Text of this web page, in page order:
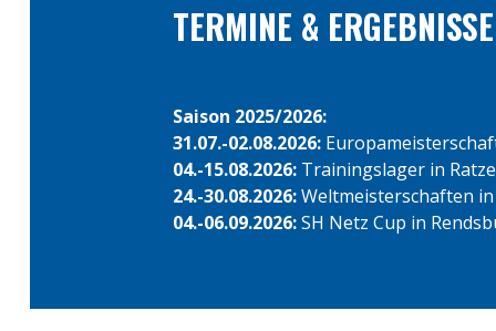
TERMINE & ERGEBNISSE
Saison 2025/2026:
31.07.-02.08.2026:
04.-15.08.2026: Trainingslager in
24.-30.08.2026:Weltmeisterschaften
04.-06.09.2026:SH Netz Cup in